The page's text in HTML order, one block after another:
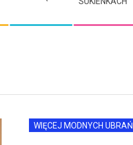
WIĘCEJ MODNYCH UBRAŃ